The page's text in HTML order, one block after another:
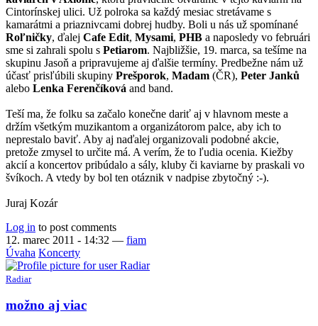
Cintorínskej ulici. Už polroka sa každý mesiac stretávame s
kamarátmi a priaznivcami dobrej hudby. Boli u nás už spomínané
Roľničky, ďalej Cafe Edit, Mysami, PHB a naposledy vo februári
sme si zahrali spolu s Petiarom. Najbližšie, 19. marca, sa tešíme na
skupinu Jasoň a pripravujeme aj ďalšie termíny. Predbežne nám už
účasť prisľúbili skupiny Prešporok, Madam (ČR), Peter Janků
alebo Lenka Ferenčíková and band.
Teší ma, že folku sa začalo konečne dariť aj v hlavnom meste a
držím všetkým muzikantom a organizátorom palce, aby ich to
neprestalo baviť. Aby aj naďalej organizovali podobné akcie,
pretože zmysel to určite má. A verím, že to ľudia ocenia. Kiežby
akcií a koncertov pribúdalo a sály, kluby či kaviarne by praskali vo
švíkoch. A vtedy by bol ten otáznik v nadpise zbytočný :-).
Juraj Kozár
Log in to post comments
12. marec 2011 - 14:32 — fiam
Úvaha Koncerty
Radiar
možno aj viac